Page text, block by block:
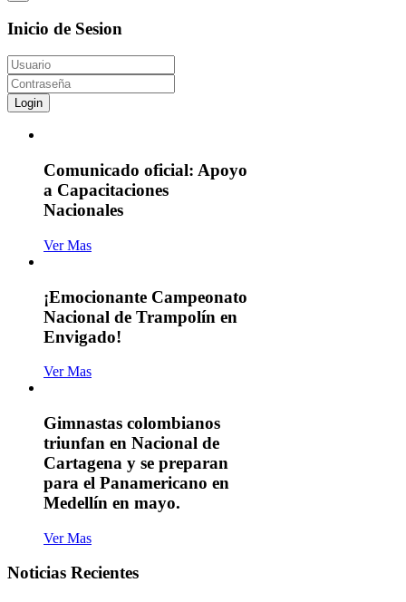
Inicio de Sesion
Login
Comunicado oficial: Apoyo
a Capacitaciones
Nacionales
Ver Mas
¡Emocionante Campeonato
Nacional de Trampolín en
Envigado!
Ver Mas
Gimnastas colombianos
triunfan en Nacional de
Cartagena y se preparan
para el Panamericano en
Medellín en mayo.
Ver Mas
Noticias Recientes